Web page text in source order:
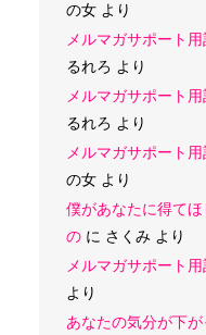
の女 より
メルマガサポート
るれろ より
メルマガサポート
るれろ より
メルマガサポート
の女 より
僕があなたに得て
の に さくみ より
メルマガサポート
より
あなたの気分が下